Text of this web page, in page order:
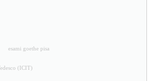
esami goethe pisa
(ICIT)